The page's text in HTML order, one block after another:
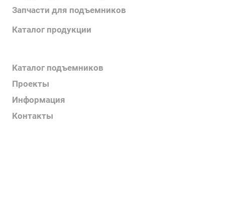
Запчасти для подъемников
Каталог продукции
Каталог подъемников
Проекты
Информация
Контакты